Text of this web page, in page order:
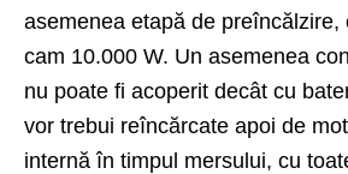
asemenea etapă de preîncălzire,
cam 10.000 W. Un asemenea
nu poate fi acoperit decât cu
vor trebui reîncărcate apoi de
internă în timpul mersului, cu